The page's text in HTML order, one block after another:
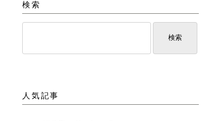
検索
人気記事